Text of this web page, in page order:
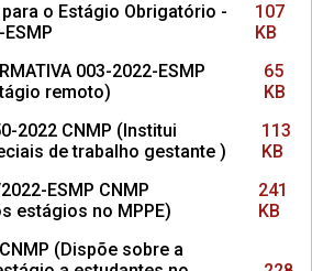
o Estágio Obrigatório -
107
KB
003-2022-ESMP
remoto)
65
KB
2022 CNMP (Institui
de trabalho gestante )
113
KB
ESMP CNMP
estágios no MPPE)
241
KB
(Dispõe sobre a